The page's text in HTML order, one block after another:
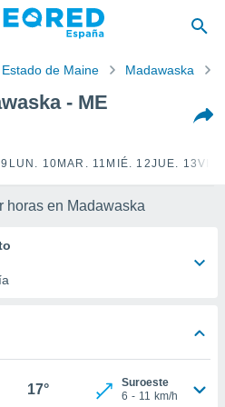
Estado de Maine Madawaska
- ME
LUN. 10 MAR. 11 MIÉ. 12JUE. 13VIE.
horas en Madawaska
17°
Suroeste
6 - 11 km/h